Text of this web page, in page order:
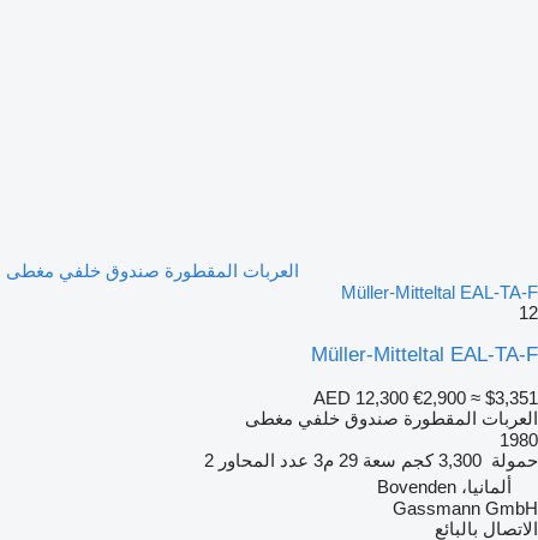
العربات المقطورة صندوق خلفي مغطى
Müller-Mitteltal EAL-TA-F
12
Müller-Mitteltal EAL-TA-F
AED 12,300 €2,900 ≈ $3,351
العربات المقطورة صندوق خلفي مغطى
1980
حمولة 3,300 كجم سعة 29 م3 عدد المحاور 2
ألمانيا، Bovenden
Gassmann GmbH
الاتصال بالبائع